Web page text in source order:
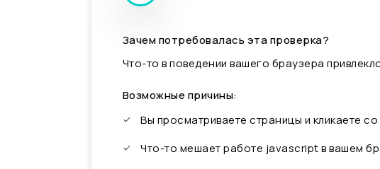
Зачем потребовалась эта проверка?
Что-то в поведении вашего браузера
Возможные причины:
Вы просматриваете страницы и кликаете
Что-то мешает работе javascript в вашем